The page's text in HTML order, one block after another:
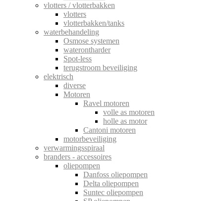
vlotters / vlotterbakken
vlotters
vlotterbakken/tanks
waterbehandeling
Osmose systemen
waterontharder
Spot-less
terugstroom beveiliging
elektrisch
diverse
Motoren
Ravel motoren
volle as motoren
holle as motor
Cantoni motoren
motorbeveiliging
verwarmingsspiraal
branders - accessoires
oliepompen
Danfoss oliepompen
Delta oliepompen
Suntec oliepompen